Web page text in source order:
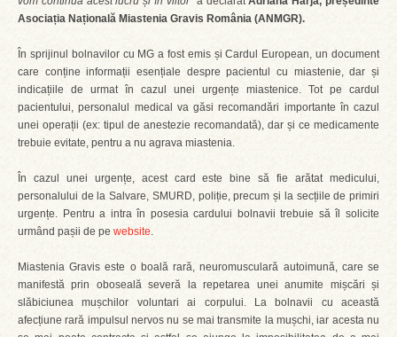
Asociația Națională Miastenia Gravis România (ANMGR).
În sprijinul bolnavilor cu MG a fost emis și Cardul European, un document
care conține informații esențiale despre pacientul cu miastenie, dar și
indicațiile de urmat în cazul unei urgențe miastenice. Tot pe cardul
pacientului, personalul medical va găsi recomandări importante în cazul
unei operații (ex: tipul de anestezie recomandată), dar și ce medicamente
trebuie evitate, pentru a nu agrava miastenia.
În cazul unei urgențe, acest card este bine să fie arătat medicului,
personalului de la Salvare, SMURD, poliție, precum și la secțiile de primiri
urgențe. Pentru a intra în posesia cardului bolnavii trebuie să îl solicite
urmând pașii de pe website.
Miastenia Gravis este o boală rară, neuromusculară autoimună, care se
manifestă prin oboseală severă la repetarea unei anumite mișcări și
slăbiciunea mușchilor voluntari ai corpului. La bolnavii cu această
afecțiune rară impulsul nervos nu se mai transmite la mușchi, iar acesta nu